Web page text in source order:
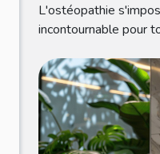
L'ostéopathie
incontournable pour